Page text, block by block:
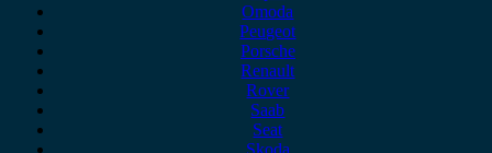
Omoda
Peugeot
Porsche
Renault
Rover
Saab
Seat
Skoda